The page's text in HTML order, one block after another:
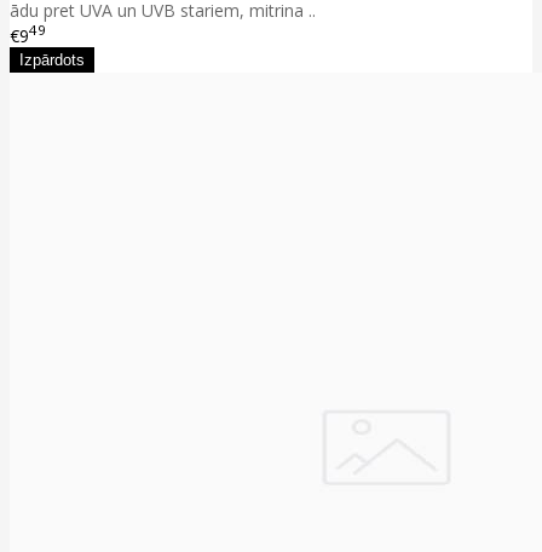
ādu pret UVA un UVB stariem, mitrina ..
€949